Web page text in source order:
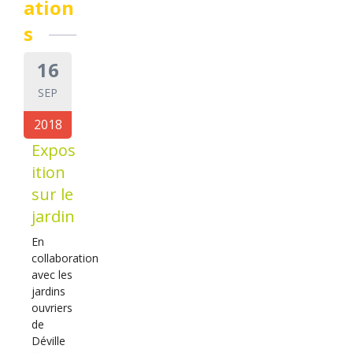
ation
s
16
SEP
2018
Expos
ition
sur le
jardin
En
collaboration
avec les
jardins
ouvriers
de
Déville